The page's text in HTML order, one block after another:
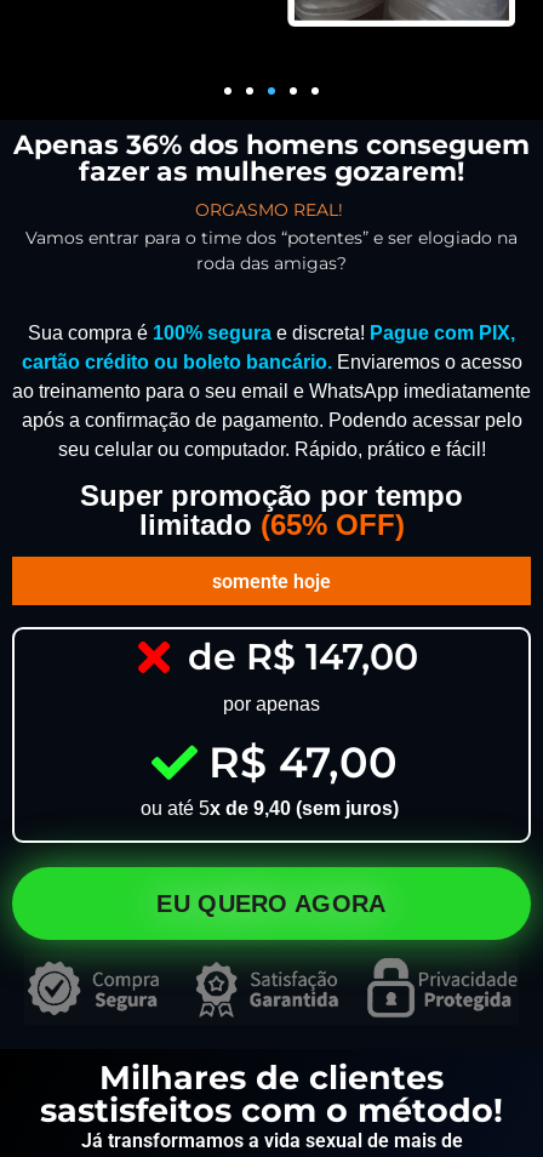
Apenas 36% dos homens conseguem
fazer as mulheres gozarem!
ORGASMO REAL!
Vamos entrar para o time dos “potentes” e ser elogiado na
roda das amigas?
Sua compra é 100% segura e discreta! Pague com PIX,
cartão crédito ou boleto bancário. Enviaremos o acesso
ao treinamento para o seu email e WhatsApp imediatamente
após a confirmação de pagamento. Podendo acessar pelo
seu celular ou computador. Rápido, prático e fácil!
Super promoção por tempo
limitado (65% OFF)
somente hoje
de R$ 147,00
por apenas
R$ 47,00
ou até 5x de 9,40 (sem juros)
EU QUERO AGORA
Milhares de clientes
sastisfeitos com o método!
Já transformamos a vida sexual de mais de